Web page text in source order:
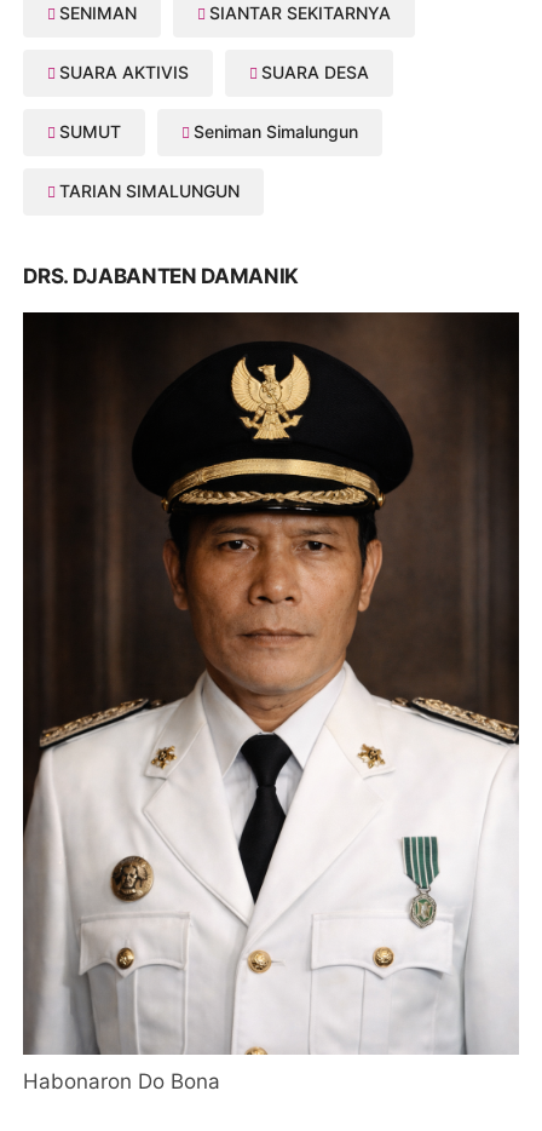
SENIMAN SIANTAR SEKITARNYA
SUARA AKTIVIS SUARA DESA
SUMUT Seniman Simalungun
TARIAN SIMALUNGUN
DRS. DJABANTEN DAMANIK
Habonaron Do Bona